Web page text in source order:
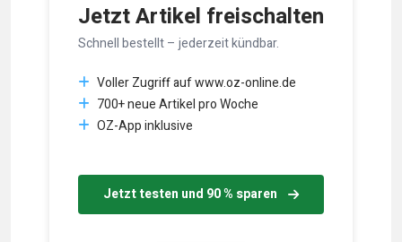
Jetzt Artikel freischalten
Schnell bestellt – jederzeit kündbar.
Voller Zugriff auf www.oz-online.de
700+ neue Artikel pro Woche
OZ-App inklusive
Jetzt testen und 90 % sparen